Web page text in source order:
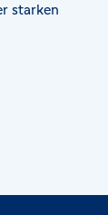
starken